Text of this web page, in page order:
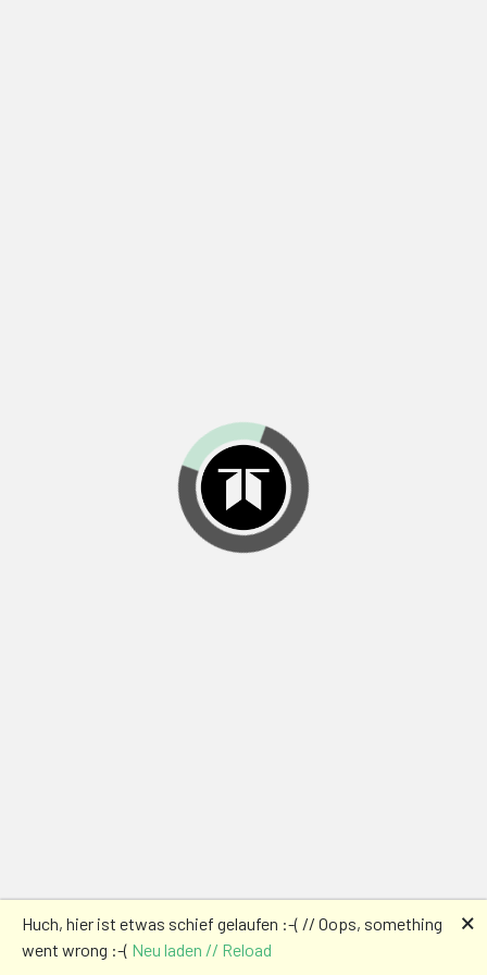
Huch, hier ist etwas schief gelaufen :-( // Oops, something
went wrong :-( Neu laden // Reload
🗙